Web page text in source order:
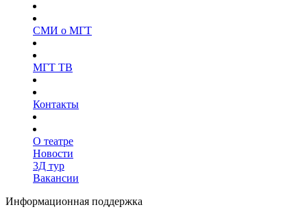
СМИ о МГТ
МГТ ТВ
Контакты
О театре
Новости
3Д тур
Вакансии
Информационная поддержка